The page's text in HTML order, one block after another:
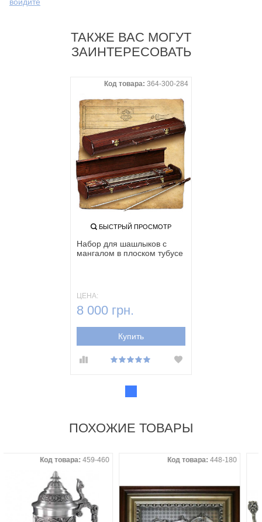
ТАКЖЕ ВАС МОГУТ
ЗАИНТЕРЕСОВАТЬ
Код товара: 364-300-284
БЫСТРЫЙ ПРОСМОТР
Набор для шашлыков с
мангалом в плоском тубусе
ЦЕНА:
8 000 грн.
Купить
ПОХОЖИЕ ТОВАРЫ
Код товара:459-460 Код товара:448-180